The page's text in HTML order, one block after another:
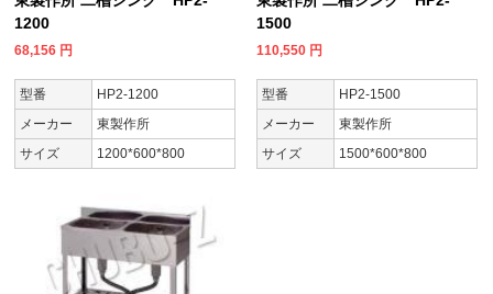
1200
68,156 円
型番
HP2-1200
メーカー
東製作所
サイズ
1200*600*800
1500
110,550 円
型番
HP2-1500
メーカー
東製作所
サイズ
1500*600*800